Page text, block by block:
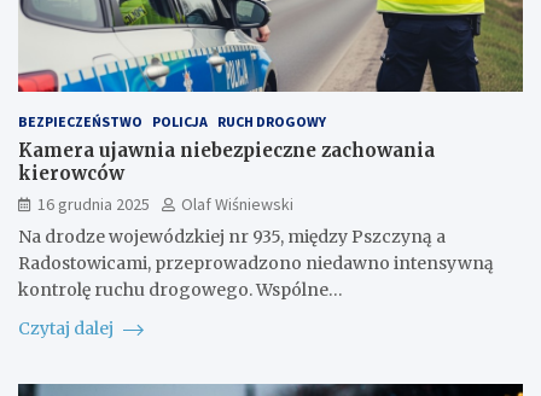
BEZPIECZEŃSTWO POLICJA RUCH DROGOWY
Kamera ujawnia niebezpieczne zachowania
kierowców
16 grudnia 2025
Olaf Wiśniewski
Na drodze wojewódzkiej nr 935, między Pszczyną a
Radostowicami, przeprowadzono niedawno intensywną
kontrolę ruchu drogowego. Wspólne…
Czytaj dalej